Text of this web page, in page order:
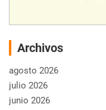
Archivos
agosto 2026
julio 2026
junio 2026